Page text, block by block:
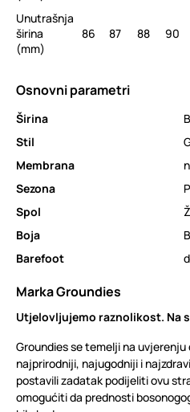
Unutrašnja
širina
(mm)
86 87 88 90
Osnovni parametri
Širina
Stil
Membrana
Sezona
Spol
Boja
Barefoot
Marka Groundies
Utjelovljujemo raznolikost. Na
Groundies se temelji na
najprirodniji, najugodniji i
postavili zadatak podijeliti ovu
omogućiti da prednosti